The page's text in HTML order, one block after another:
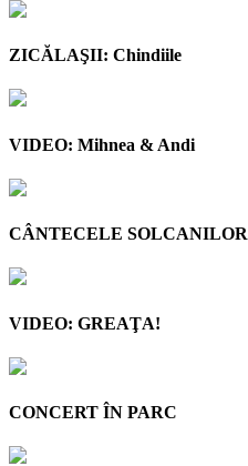
ZICĂLAŞII: Chindiile
VIDEO: Mihnea & Andi
CÂNTECELE SOLCANILOR
VIDEO: GREAŢA!
CONCERT ÎN PARC